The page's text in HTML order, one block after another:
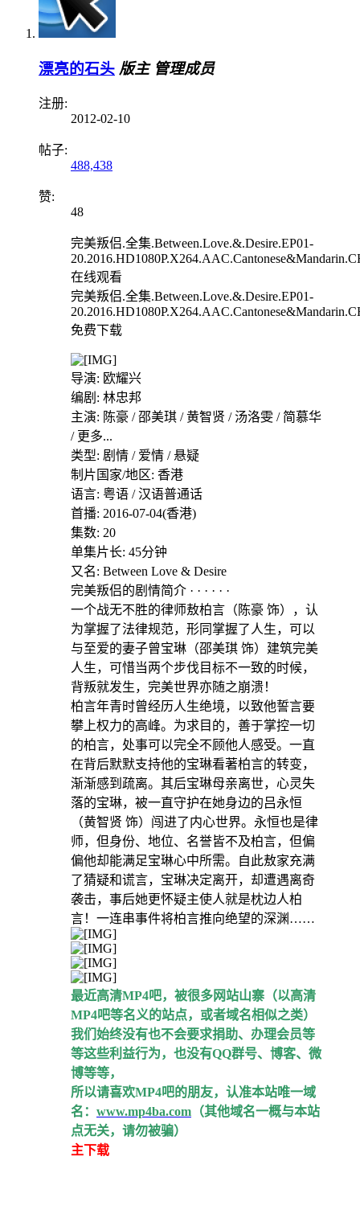
漂亮的石头 版主 管理成员
注册:
2012-02-10
帖子:
488,438
赞:
48
完美叛侣.全集.Between.Love.&.Desire.EP01-
在线观看
完美叛侣.全集.Between.Love.&.Desire.EP01-
免费下载
导演: 欧耀兴
编剧: 林忠邦
主演: 陈豪 / 邵美琪 / 黄智贤 / 汤洛雯 / 简慕华
/ 更多...
类型: 剧情 / 爱情 / 悬疑
制片国家/地区: 香港
语言: 粤语 / 汉语普通话
首播: 2016-07-04(香港)
集数: 20
单集片长: 45分钟
又名: Between Love & Desire
完美叛侣的剧情简介 · · · · · ·
一个战无不胜的律师敖柏言（陈豪 饰），认
为掌握了法律规范，形同掌握了人生，可以
与至爱的妻子曾宝琳（邵美琪 饰）建筑完美
人生，可惜当两个步伐目标不一致的时候，
背叛就发生，完美世界亦随之崩溃！
柏言年青时曾经历人生绝境，以致他誓言要
攀上权力的高峰。为求目的，善于掌控一切
的柏言，处事可以完全不顾他人感受。一直
在背后默默支持他的宝琳看著柏言的转变，
渐渐感到疏离。其后宝琳母亲离世，心灵失
落的宝琳，被一直守护在她身边的吕永恒
（黄智贤 饰）闯进了内心世界。永恒也是律
师，但身份、地位、名誉皆不及柏言，但偏
偏他却能满足宝琳心中所需。自此敖家充满
了猜疑和谎言，宝琳决定离开，却遭遇离奇
袭击，事后她更怀疑主使人就是枕边人柏
言！一连串事件将柏言推向绝望的深渊……
最近高清MP4吧，被很多网站山寨（以高清
MP4吧等名义的站点，或者域名相似之类）
我们始终没有也不会要求捐助、办理会员等
等这些利益行为，也没有QQ群号、博客、微
博等等，
所以请喜欢MP4吧的朋友，认准本站唯一域
名： www.mp4ba.com （其他域名一概与本站
点无关，请勿被骗）
主下载